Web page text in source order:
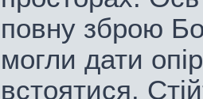
повну зброю
могли дати
встоятися.